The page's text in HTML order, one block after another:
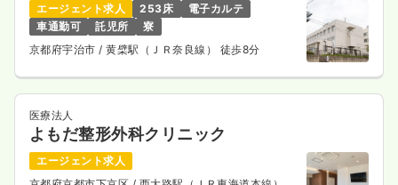
エージェント求人 253床
電子カルテ
車通勤可
託児所
寮
京都府宇治市/ 黄檗駅（ＪＲ奈良線） 徒歩8分
医療法人
よもだ整形外科クリニック
エージェント求人